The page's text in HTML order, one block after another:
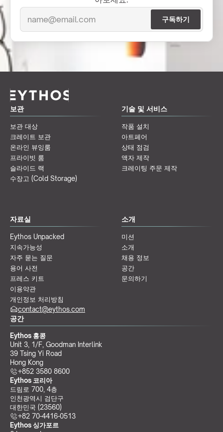
보관
보관 대상
크레이트 보관
온라인 뷰잉룸
프라이빗 룸
슬라이드 랙
수장고 (Cold Storage)
기술 및 서비스
작품 설치
아트페어
상태 점검
액자 제작
크레이팅 주문 제작
자료실
Eythos Unpacked
지속가능성
자주 묻는 질문
용어 사전
프레스 키트
이용약관
개인정보 처리방침
소개
미션
소개
채용 정보
공간
문의하기
공간
Eythos 홍콩
Unit 3, 1/F, Goodman Interlink
39 Tsing Yi Road
Hong Kong
+852 3580 8600
Eythos 코리아
드림로 700, 4층
인천광역시 검단구
대한민국 (23560)
+82 70-4416-0513
Eythos 싱가포르
contact@eythos.com